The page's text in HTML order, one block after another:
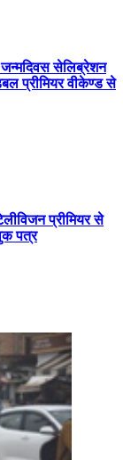
सेलिब्रेशन
प्रीमियर वीकेण्ड से
प्रीमियर से
पत्र